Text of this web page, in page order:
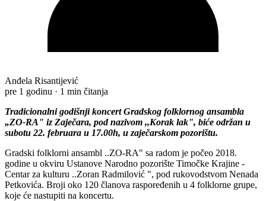
Anđela Risantijević
pre 1 godinu · 1 min čitanja
Tradicionalni godišnji koncert Gradskog folklornog ansambla
„ZO-RA" iz Zaječara, pod nazivom ,,Korak lak", biće održan u
subotu 22. februara u 17.00h, u zaječarskom pozorištu.
Gradski folklorni ansambl ..ZO-RA" sa radom je počeo 2018.
godine u okviru Ustanove Narodno pozorište Timočke Krajine -
Centar za kulturu ..Zoran Radmilović ", pod rukovodstvom Nenada
Petkovića. Broji oko 120 članova raspoređenih u 4 folklorne grupe,
koje će nastupiti na koncertu.